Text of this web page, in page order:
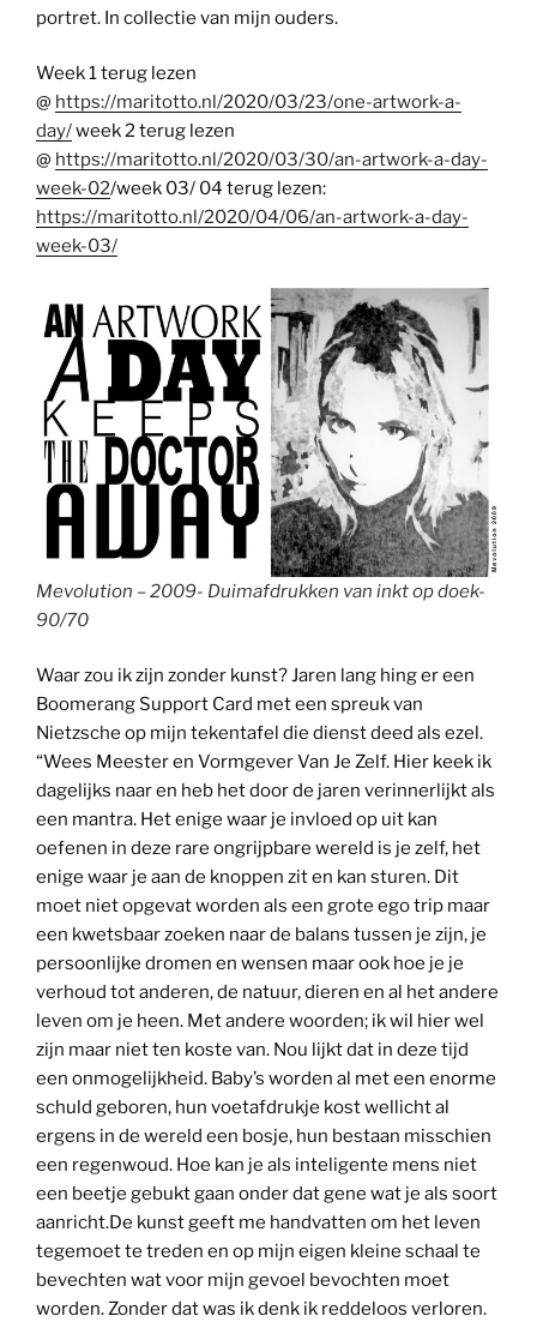
portret. In collectie van mijn ouders.
Week 1 terug lezen
@ https://maritotto.nl/2020/03/23/one-artwork-a-
day/week 2 terug lezen
@ https://maritotto.nl/2020/03/30/an-artwork-a-day-
week-02/week 03/ 04 terug lezen:
https://maritotto.nl/2020/04/06/an-artwork-a-day-
week-03/
Mevolution – 2009- Duimafdrukken van inkt op doek-
90/70
Waar zou ik zijn zonder kunst? Jaren lang hing er een
Boomerang Support Card met een spreuk van
Nietzsche op mijn tekentafel die dienst deed als ezel.
“Wees Meester en Vormgever Van Je Zelf. Hier keek ik
dagelijks naar en heb het door de jaren verinnerlijkt als
een mantra. Het enige waar je invloed op uit kan
oefenen in deze rare ongrijpbare wereld is je zelf, het
enige waar je aan de knoppen zit en kan sturen. Dit
moet niet opgevat worden als een grote ego trip maar
een kwetsbaar zoeken naar de balans tussen je zijn, je
persoonlijke dromen en wensen maar ook hoe je je
verhoud tot anderen, de natuur, dieren en al het andere
leven om je heen. Met andere woorden; ik wil hier wel
zijn maar niet ten koste van. Nou lijkt dat in deze tijd
een onmogelijkheid. Baby’s worden al met een enorme
schuld geboren, hun voetafdrukje kost wellicht al
ergens in de wereld een bosje, hun bestaan misschien
een regenwoud. Hoe kan je als inteligente mens niet
een beetje gebukt gaan onder dat gene wat je als soort
aanricht.De kunst geeft me handvatten om het leven
tegemoet te treden en op mijn eigen kleine schaal te
bevechten wat voor mijn gevoel bevochten moet
worden. Zonder dat was ik denk ik reddeloos verloren.